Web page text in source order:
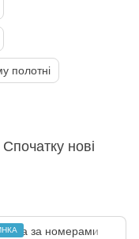
полотні
Спочатку нові